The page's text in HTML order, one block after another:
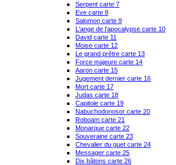
Serpent carte 7
Eve carte 8
Salomon carte 9
L'ange de l'apocalypse carte 10
David carte 11
Moise carte 12
Le grand prêtre carte 13
Force majeure carte 14
Aaron carte 15
Jugement dernier carte 16
Mort carte 17
Judas carte 18
Capitole carte 19
Nabuchodonosor carte 20
Roboam carte 21
Monarque carte 22
Souveraine carte 23
Chevalier du guet carte 24
Messager carte 25
Dix bâtons carte 26